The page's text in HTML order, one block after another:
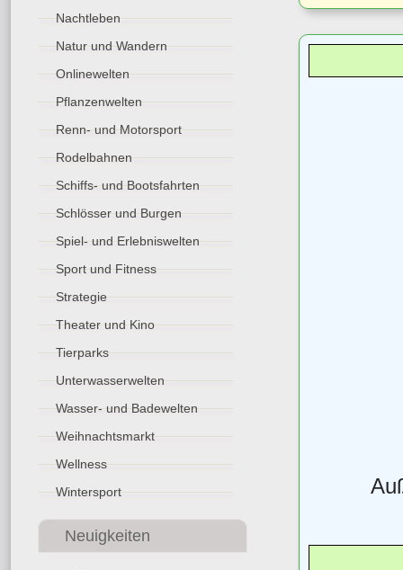
Nachtleben
Natur und Wandern
Onlinewelten
Pflanzenwelten
Renn- und Motorsport
Rodelbahnen
Schiffs- und Bootsfahrten
Schlösser und Burgen
Spiel- und Erlebniswelten
Sport und Fitness
Strategie
Theater und Kino
Tierparks
Unterwasserwelten
Wasser- und Badewelten
Weihnachtsmarkt
Wellness
Wintersport
Neuigkeiten